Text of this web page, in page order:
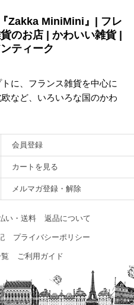
Zakka MiniMini』| フレ
のお店 | かわいい雑貨 |
ティーク
に、フランス雑貨を中心に
など、いろいろな国のかわ
会員登録
カートを見る
メルマガ登録・解除
い・送料 返品について
プライバシーポリシー
ご利用ガイド